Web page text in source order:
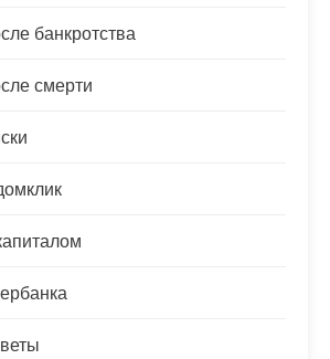
банкротства
смерти